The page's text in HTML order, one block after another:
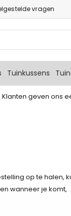
vragen
Tuinkussens
Klanten geven ons
op te halen,
wanneer je komt,